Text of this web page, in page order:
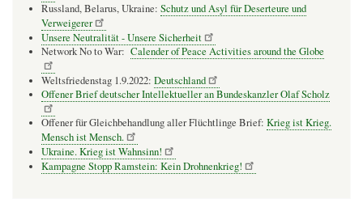
Russland, Belarus, Ukraine: Schutz und Asyl für Deserteure und
Verweigerer
Unsere Neutralität - Unsere Sicherheit
Network No to War: Calender of Peace Activities around the Globe
Weltsfriedenstag 1.9.2022: Deutschland
Offener Brief deutscher Intellektueller an Bundeskanzler Olaf Scholz
Offener für Gleichbehandlung aller Flüchtlinge Brief: Krieg ist Krieg.
Mensch ist Mensch.
Ukraine. Krieg ist Wahnsinn!
Kampagne Stopp Ramstein: Kein Drohnenkrieg!